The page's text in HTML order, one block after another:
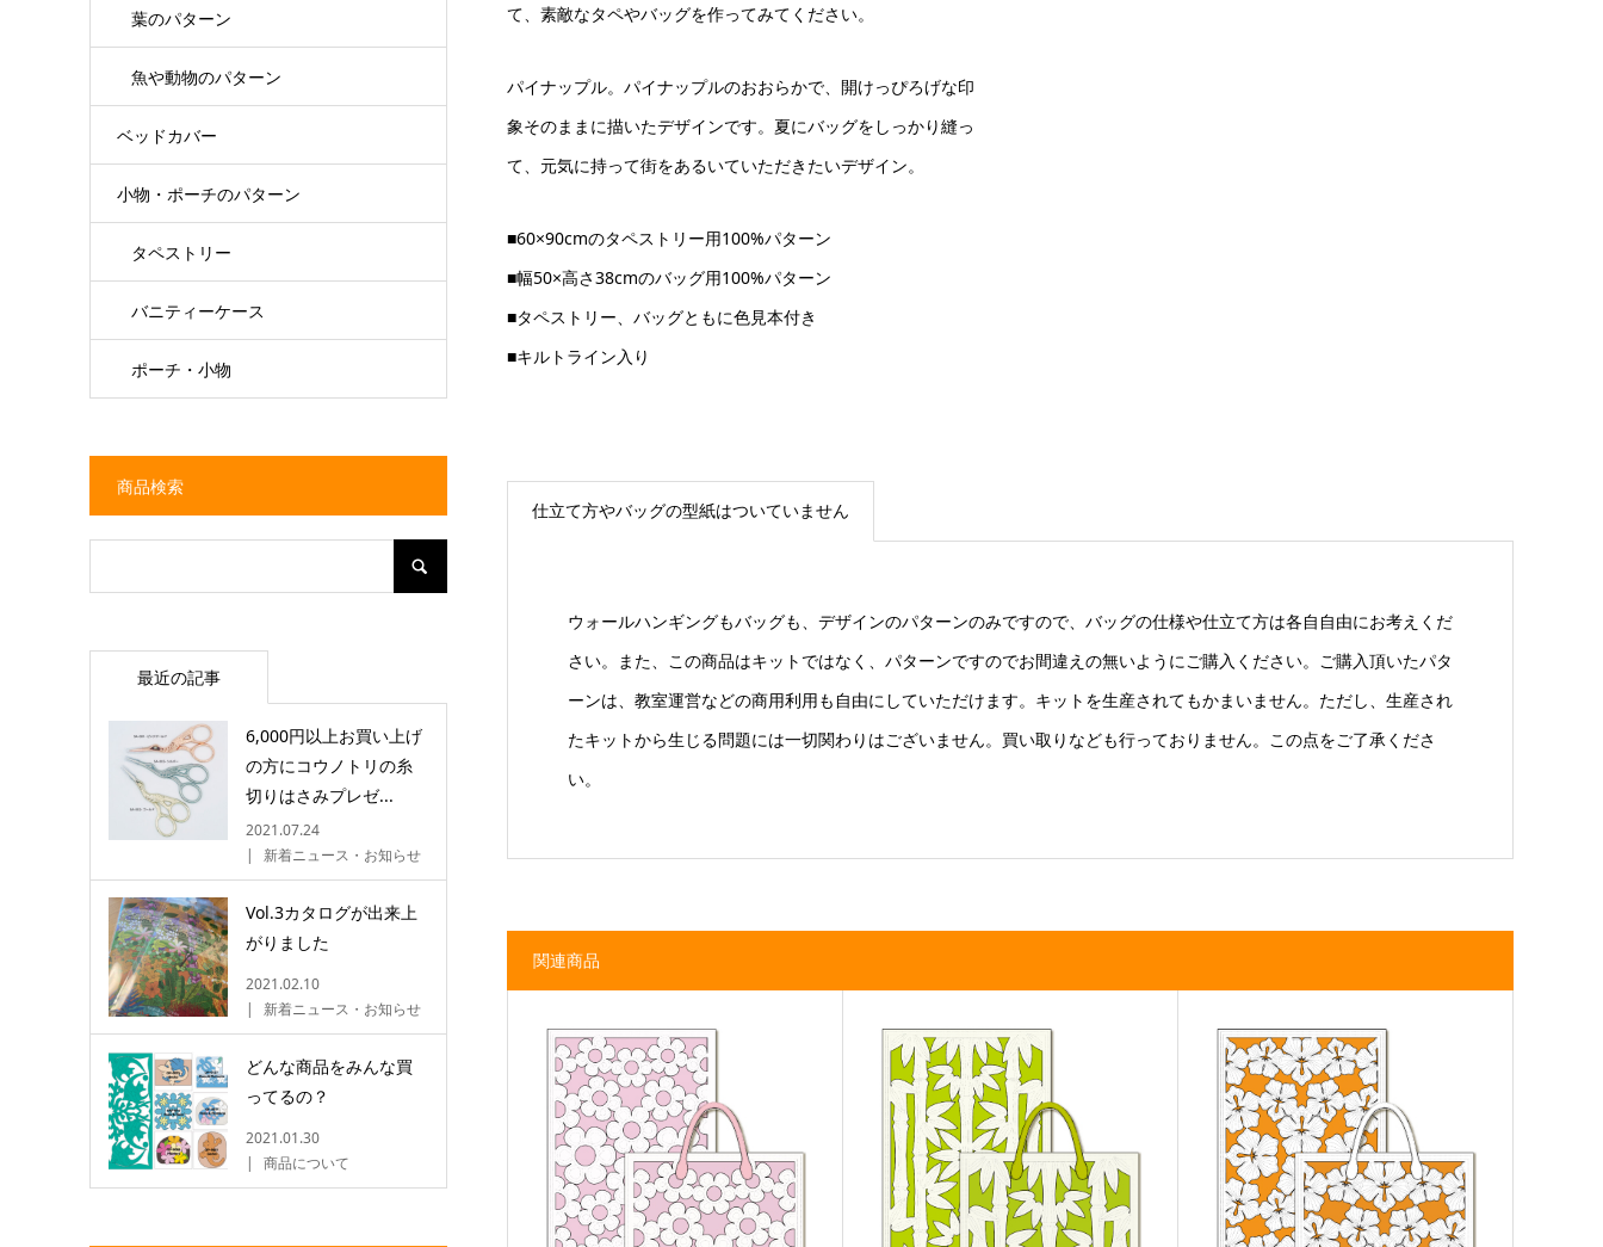
て、素敵なタペやバッグを作ってみてください。
パイナップル。パイナップルのおおらかで、開けっぴろげな印
象そのままに描いたデザインです。夏にバッグをしっかり縫っ
て、元気に持って街をあるいていただきたいデザイン。
■60×90cmのタペストリー用100%パターン
■幅50×高さ38cmのバッグ用100%パターン
■タペストリー、バッグともに色見本付き
■キルトライン入り
仕立て方やバッグの型紙はついていません
ウォールハンギングもバッグも、デザインのパターンのみですので、バッグの仕様や仕立て方は各自自由にお考えくだ
さい。また、この商品はキットではなく、パターンですのでお間違えの無いようにご購入ください。ご購入頂いたパタ
ーンは、教室運営などの商用利用も自由にしていただけます。キットを生産されてもかまいません。ただし、生産され
たキットから生じる問題には一切関わりはございません。買い取りなども行っておりません。この点をご了承くださ
い。
関連商品
葉のパターン
魚や動物のパターン
ベッドカバー
小物・ポーチのパターン
タペストリー
バニティーケース
ポーチ・小物
商品検索
最近の記事
6,000円以上お買い上げ
の方にコウノトリの糸
切りはさみプレゼ...
2021.07.24
新着ニュース・お知らせ
Vol.3カタログが出来上
がりました
2021.02.10
新着ニュース・お知らせ
どんな商品をみんな買
ってるの？
2021.01.30
商品について